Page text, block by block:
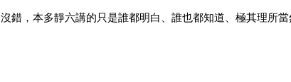
錯，本多靜六講的只是誰都明白、誰也都知道、極其理所